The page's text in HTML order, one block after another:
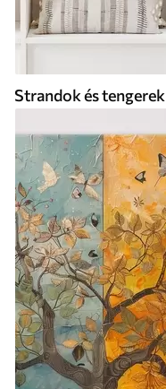
Strandok és tengerek